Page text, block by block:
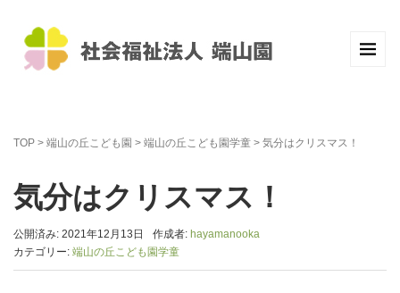
TOP > 端山の丘こども園 > 端山の丘こども園学童 > 気分はクリスマス！
気分はクリスマス！
公開済み: 2021年12月13日 作成者: hayamanooka
カテゴリー: 端山の丘こども園学童